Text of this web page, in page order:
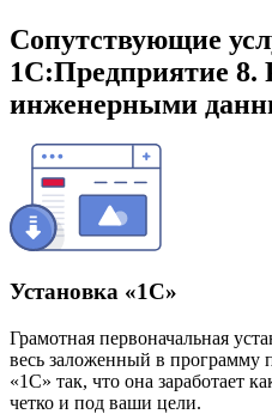
Сопутствующие
1С:Предприятие 8.
инженерными
Установка «1С»
Грамотная первоначальная
весь заложенный в
«1С» так, что она заработает
четко и под ваши цели.